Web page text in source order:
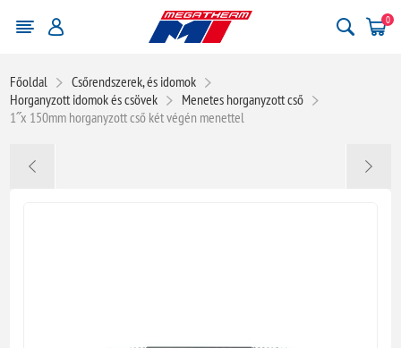
0
Főoldal
Csőrendszerek, és idomok
Horganyzott idomok és csövek
Menetes horganyzott cső
1˝x 150mm horganyzott cső két végén menettel